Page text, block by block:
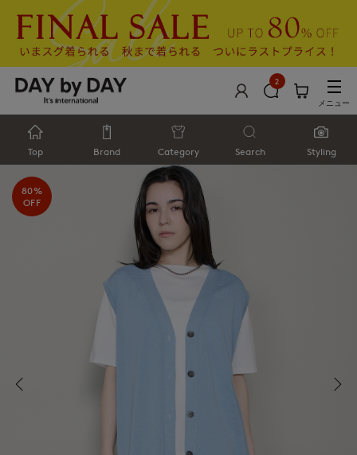
2
メニュー
Top Brand Category Search Styling
80%
OFF